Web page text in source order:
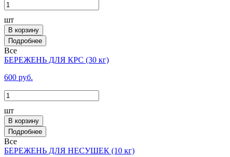
шт
В корзину
Все
БЕРЕЖЕНЬ ДЛЯ КРС (30 кг)
600 руб.
шт
В корзину
Все
БЕРЕЖЕНЬ ДЛЯ НЕСУШЕК (10 кг)